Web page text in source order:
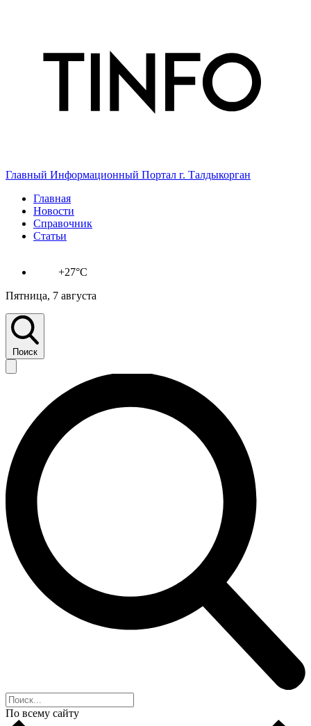
Главный Информационный Портал г. Талдыкорган
Главная
Новости
Справочник
Статьи
+27°C
Пятница, 7 августа
Поиск
По всему сайту